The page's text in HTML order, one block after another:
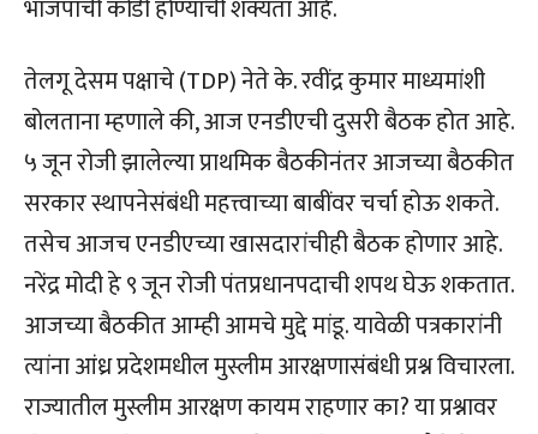
भाजपाची कोंडी होण्याची शक्यता आहे.
तेलगू देसम पक्षाचे (TDP) नेते के. रवींद्र कुमार माध्यमांशी
बोलताना म्हणाले की, आज एनडीएची दुसरी बैठक होत आहे.
५ जून रोजी झालेल्या प्राथमिक बैठकीनंतर आजच्या बैठकीत
सरकार स्थापनेसंबंधी महत्त्वाच्या बाबींवर चर्चा होऊ शकते.
तसेच आजच एनडीएच्या खासदारांचीही बैठक होणार आहे.
नरेंद्र मोदी हे ९ जून रोजी पंतप्रधानपदाची शपथ घेऊ शकतात.
आजच्या बैठकीत आम्ही आमचे मुद्दे मांडू. यावेळी पत्रकारांनी
त्यांना आंध्र प्रदेशमधील मुस्लीम आरक्षणासंबंधी प्रश्न विचारला.
राज्यातील मुस्लीम आरक्षण कायम राहणार का? या प्रश्नावर